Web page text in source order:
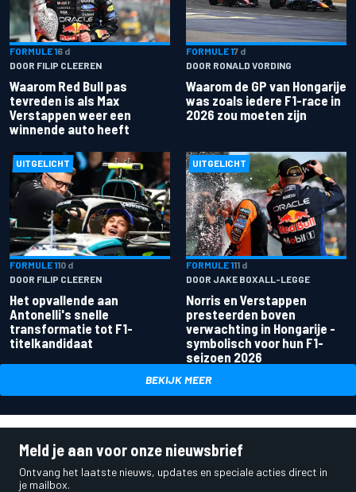
FORMULE 16 d
DOOR FILIP CLEEREN
Waarom Red Bull pas
tevreden is als Max
Verstappen weer een
winnende auto heeft
FORMULE 17 d
DOOR RONALD VORDING
Waarom de GP van Hongarije
was zoals iedere F1-race in
2026 zou moeten zijn
UITGELICHT
FORMULE 110 d
DOOR FILIP CLEEREN
Het opvallende aan
Antonelli's snelle
transformatie tot F1-
titelkandidaat
UITGELICHT
FORMULE 111 d
DOOR JAKE BOXALL-LEGGE
Norris en Verstappen
presteerden boven
verwachting in Hongarije -
symbolisch voor hun F1-
seizoen 2026
BEKIJK MEER
Meld je aan voor onze nieuwsbrief
Ontvang het laatste nieuws, updates en speciale acties direct in
je mailbox.